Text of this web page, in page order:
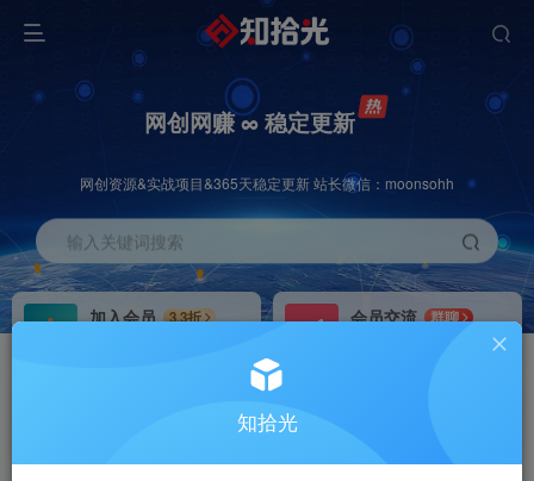
网创网赚 ∞ 稳定更新
网创资源&实战项目&365天稳定更新 站长微信：moonsohh
输入关键词搜索
加入会员
3.3折
会员交流
群聊
知拾光